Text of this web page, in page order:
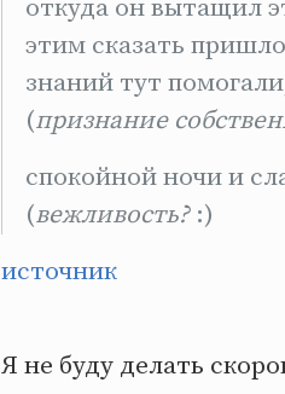
откуда он вытащил
этим сказать
знаний тут
(признание
спокойной ночи и
(вежливость?:)
источник
Я не буду делать